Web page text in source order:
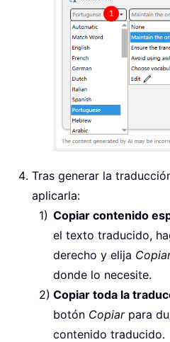
Tras generar la
aplicarla:
Copiar contenido
el texto traducido,
derecho y elija
donde lo necesite.
Copiar toda la
botón Copiarpara
contenido traducido.